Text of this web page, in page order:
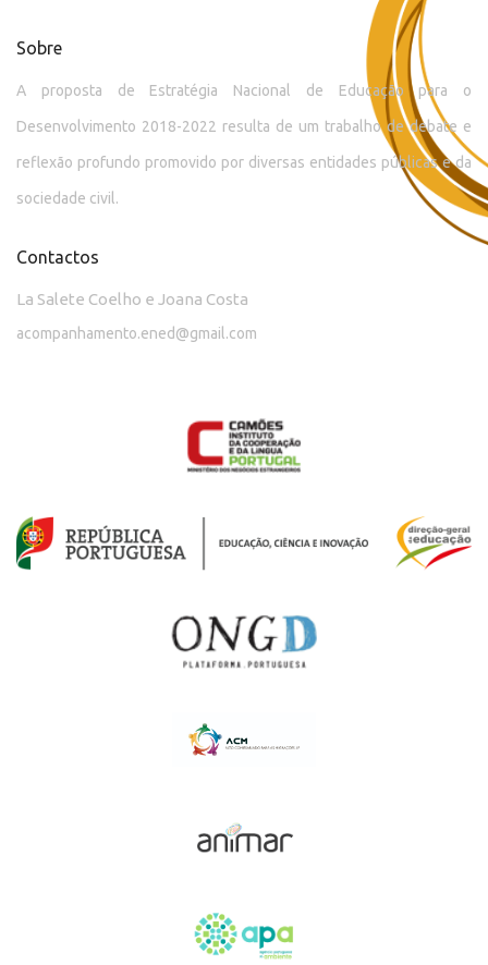
Sobre
A proposta de Estratégia Nacional de Educação para o
Desenvolvimento 2018-2022 resulta de um trabalho de debate e
reflexão profundo promovido por diversas entidades públicas e da
sociedade civil.
Contactos
La Salete Coelho e Joana Costa
acompanhamento.ened@gmail.com